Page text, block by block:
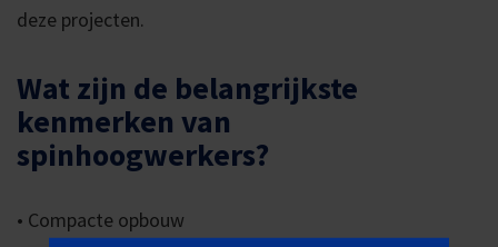
deze projecten.
Wat zijn de belangrijkste
kenmerken van
spinhoogwerkers?
• Compacte opbouw